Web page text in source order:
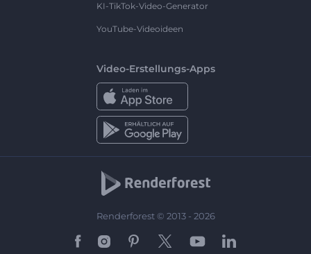
KI-TikTok-Video-Generator
YouTube-Videoideen
Video-Erstellungs-Apps
Renderforest © 2013 - 2026